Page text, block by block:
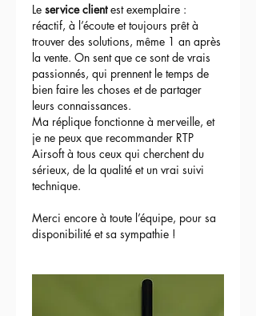
Le service client est exemplaire :
réactif, à l’écoute et toujours prêt à
trouver des solutions, même 1 an après
la vente. On sent que ce sont de vrais
passionnés, qui prennent le temps de
bien faire les choses et de partager
leurs connaissances.
Ma réplique fonctionne à merveille, et
je ne peux que recommander RTP
Airsoft à tous ceux qui cherchent du
sérieux, de la qualité et un vrai suivi
technique.
Merci encore à toute l’équipe, pour sa
disponibilité et sa sympathie !